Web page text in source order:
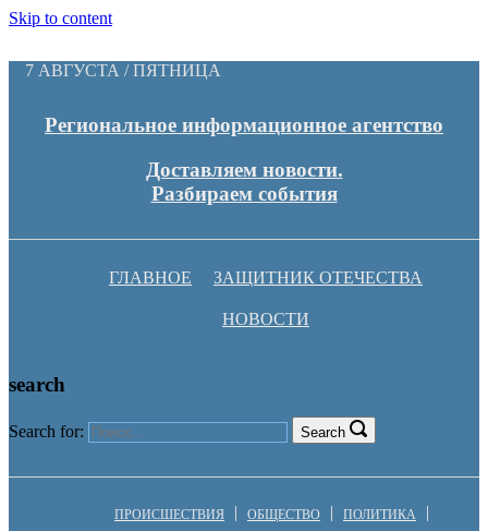
Skip to content
7 АВГУСТА / ПЯТНИЦА
Региональное информационное агентство
Доставляем новости.
Разбираем события
ГЛАВНОЕ ЗАЩИТНИК ОТЕЧЕСТВА
НОВОСТИ
search
Search for: Search
ПРОИСШЕСТВИЯ ОБЩЕСТВО ПОЛИТИКА